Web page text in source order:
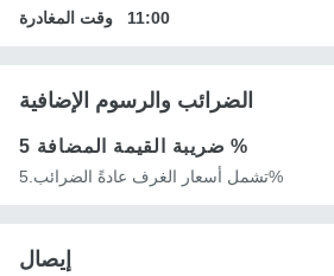
وقت المغادرة 11:00
الضرائب والرسوم الإضافية
ضريبة القيمة المضافة 5 %
تشمل أسعار الغرف عادةً الضرائب.5%
إيصال